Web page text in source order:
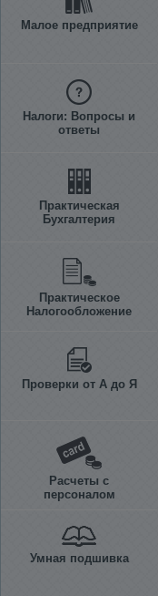
Малое предприятие
Налоги: Вопросы и
ответы
Практическая
Бухгалтерия
Практическое
Налогообложение
Проверки от А до Я
Расчеты с
персоналом
Умная подшивка